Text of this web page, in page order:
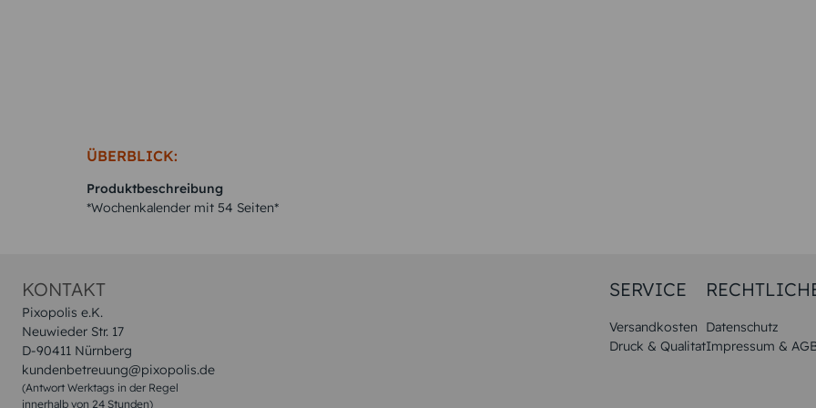
ÜBERBLICK:
Produktbeschreibung
*Wochenkalender mit 54 Seiten*
KONTAKT
Pixopolis e.K.
Neuwieder Str. 17
D-90411 Nürnberg
kundenbetreuung@pixopolis.de
(Antwort Werktags in der Regel
innerhalb von 24 Stunden)
SERVICE
Versandkosten
Druck & Qualitat
Datenschutz
Impressum &